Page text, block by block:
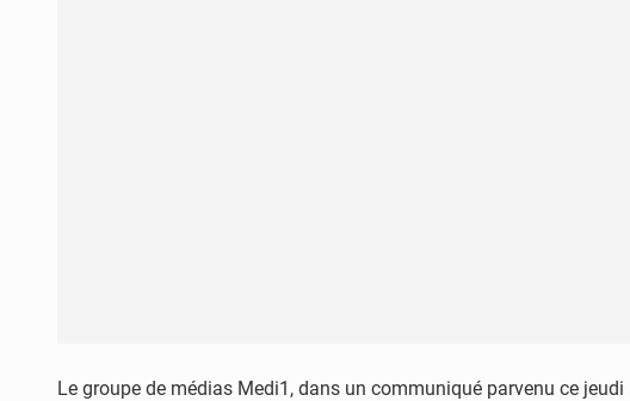
Le groupe de médias Medi1, dans un communiqué parvenu ce